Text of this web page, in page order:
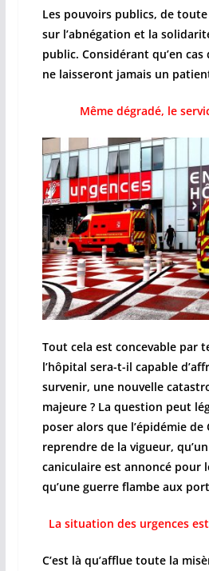
Les pouvoirs publics, de
sur l’abnégation et la
public. Considérant qu’en
ne laisseront jamais un
Même dégradé, le
Tout cela est concevable par
l’hôpital sera-t-il capable
survenir, une nouvelle
majeure ? La question peut
poser alors que l’épidémie de
reprendre de la vigueur,
caniculaire est annoncé pour
qu’une guerre flambe aux
La situation des urgences
C’est là qu’afflue toute la